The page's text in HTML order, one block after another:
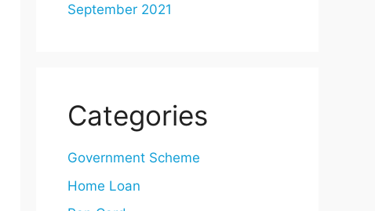
September 2021
Categories
Government Scheme
Home Loan